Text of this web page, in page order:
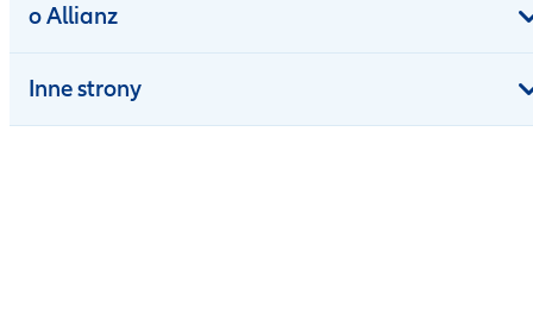
o Allianz
Inne strony